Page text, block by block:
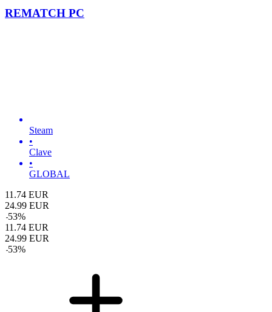
REMATCH PC
Steam
•
Clave
•
GLOBAL
11.74 EUR
24.99 EUR
-53%
11.74 EUR
24.99 EUR
-53%